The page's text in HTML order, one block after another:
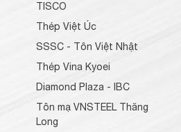
TISCO
Thép Việt Úc
SSSC - Tôn Việt Nhật
Thép Vina Kyoei
Diamond Plaza - IBC
Tôn mạ VNSTEEL Thăng
Long